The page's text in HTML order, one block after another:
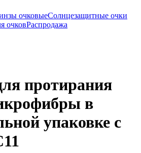
очковыеСолнцезащитные очки
очковРаспродажа
протирания
в
упаковке с